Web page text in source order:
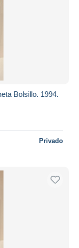
Bolsillo. 1994.
Privado